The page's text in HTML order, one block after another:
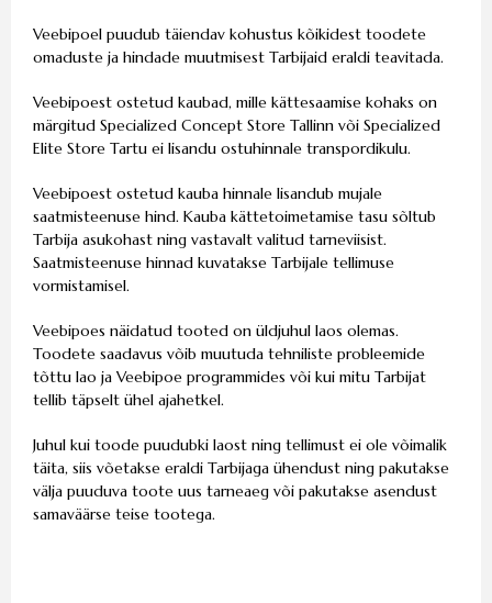
Veebipoel puudub täiendav kohustus kõikidest toodete
omaduste ja hindade muutmisest Tarbijaid eraldi teavitada.
Veebipoest ostetud kaubad, mille kättesaamise kohaks on
märgitud Specialized Concept Store Tallinn või Specialized
Elite Store Tartu ei lisandu ostuhinnale transpordikulu.
Veebipoest ostetud kauba hinnale lisandub mujale
saatmisteenuse hind. Kauba kättetoimetamise tasu sõltub
Tarbija asukohast ning vastavalt valitud tarneviisist.
Saatmisteenuse hinnad kuvatakse Tarbijale tellimuse
vormistamisel.
Veebipoes näidatud tooted on üldjuhul laos olemas.
Toodete saadavus võib muutuda tehniliste probleemide
tõttu lao ja Veebipoe programmides või kui mitu Tarbijat
tellib täpselt ühel ajahetkel.
Juhul kui toode puudubki laost ning tellimust ei ole võimalik
täita, siis võetakse eraldi Tarbijaga ühendust ning pakutakse
välja puuduva toote uus tarneaeg või pakutakse asendust
samaväärse teise tootega.